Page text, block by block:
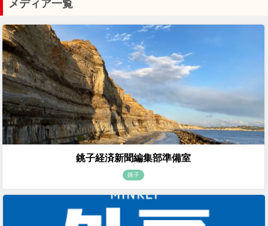
メディア一覧
銚子経済新聞編集部準備室
銚子